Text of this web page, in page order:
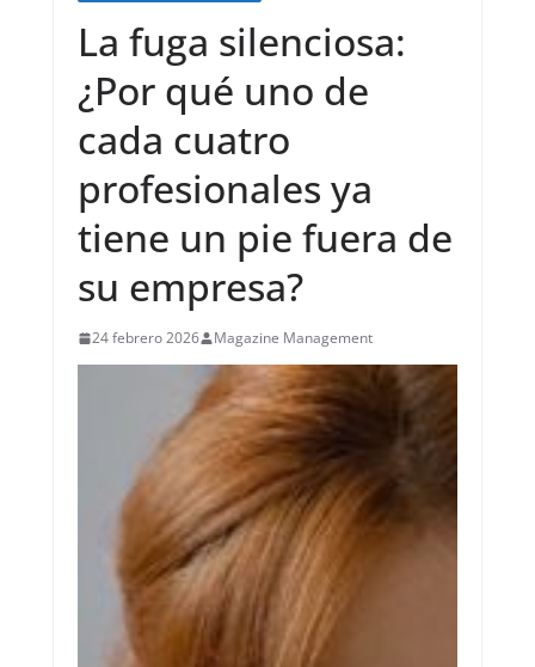
La fuga silenciosa:
¿Por qué uno de
cada cuatro
profesionales ya
tiene un pie fuera de
su empresa?
24 febrero 2026 Magazine Management